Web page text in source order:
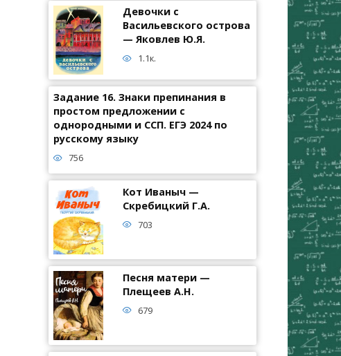
Девочки с
Васильевского острова
— Яковлев Ю.Я.
1.1к.
Задание 16. Знаки препинания в
простом предложении с
однородными и ССП. ЕГЭ 2024 по
русскому языку
756
Кот Иваныч —
Скребицкий Г.А.
703
Песня матери —
Плещеев А.Н.
679